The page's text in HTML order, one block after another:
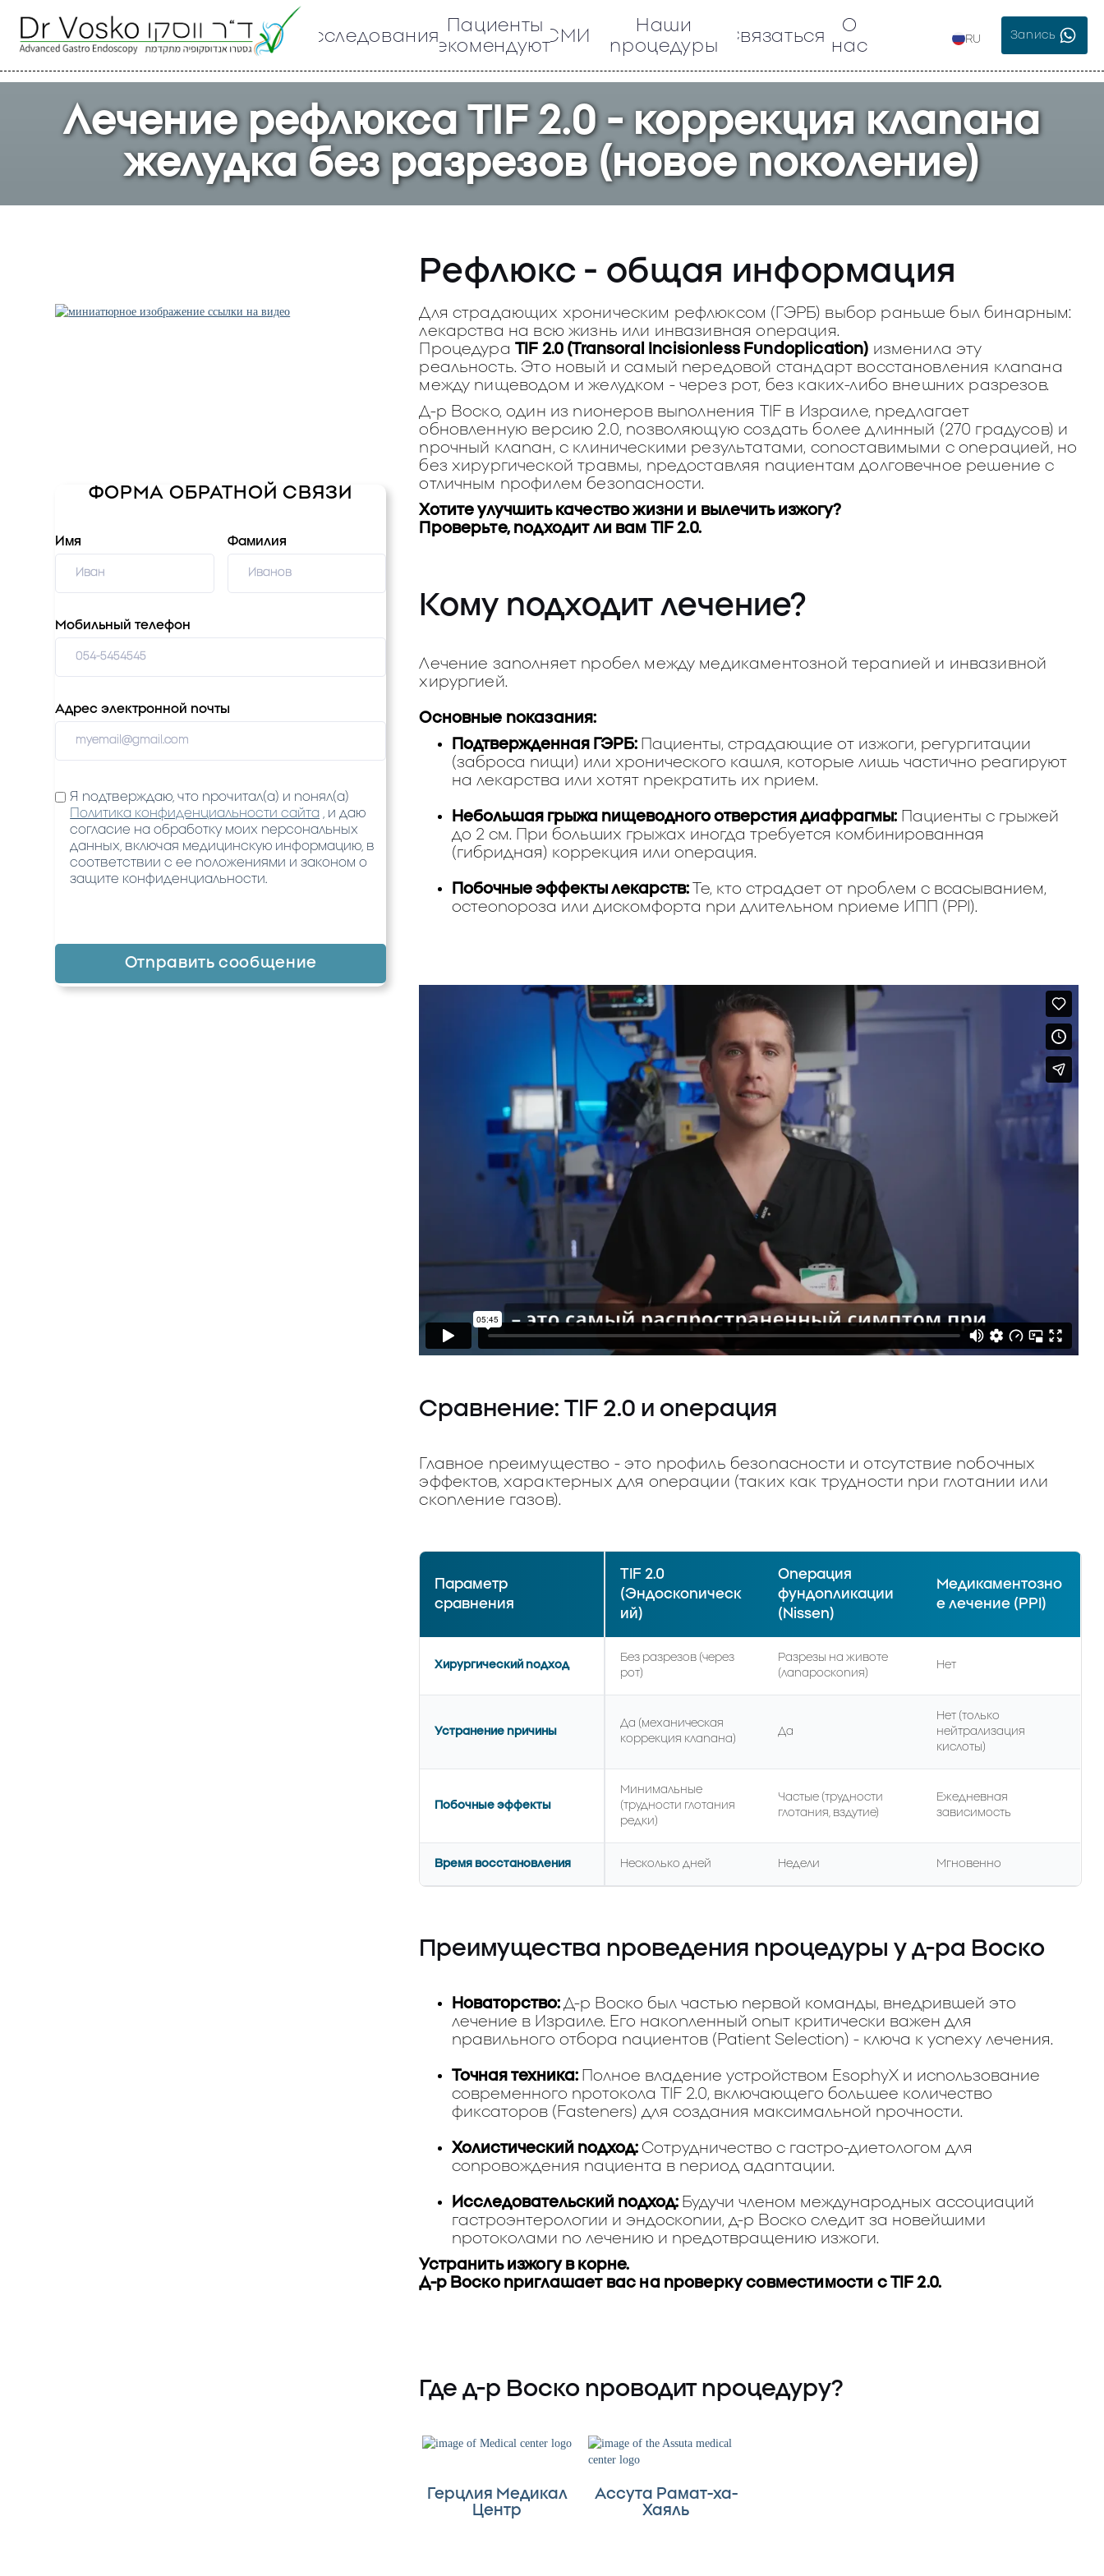
О
нас
Связаться
Наши
процедуры
СМИ
Пациенты
рекомендуют
исследования RU Запись
Лечение рефлюкса TIF 2.0 - коррекция клапана
желудка без разрезов (новое поколение)
ФОРМА ОБРАТНОЙ СВЯЗИ
Имя Фамилия
Мобильный телефон
Адрес электронной почты
Я подтверждаю, что прочитал(а) и понял(а)
Политика конфиденциальности сайта , и даю
согласие на обработку моих персональных
данных, включая медицинскую информацию, в
соответствии с ее положениями и законом о
защите конфиденциальности.
Рефлюкс - общая информация
Для страдающих хроническим рефлюксом (ГЭРБ) выбор раньше был бинарным:
лекарства на всю жизнь или инвазивная операция.
Процедура TIF 2.0 (Transoral Incisionless Fundoplication) изменила эту
реальность. Это новый и самый передовой стандарт восстановления клапана
между пищеводом и желудком - через рот, без каких-либо внешних разрезов.
Д-р Воско, один из пионеров выполнения TIF в Израиле, предлагает
обновленную версию 2.0, позволяющую создать более длинный (270 градусов) и
прочный клапан, с клиническими результатами, сопоставимыми с операцией, но
без хирургической травмы, предоставляя пациентам долговечное решение с
отличным профилем безопасности.
Хотите улучшить качество жизни и вылечить изжогу?
Проверьте, подходит ли вам TIF 2.0.
Кому подходит лечение?
Лечение заполняет пробел между медикаментозной терапией и инвазивной
хирургией.
Основные показания:
Подтвержденная ГЭРБ:
Пациенты, страдающие от изжоги, регургитации
(заброса пищи) или хронического кашля, которые лишь частично реагируют
на лекарства или хотят прекратить их прием.
Небольшая грыжа пищеводного отверстия диафрагмы: Пациенты с грыжей
до 2 см. При больших грыжах иногда требуется комбинированная
(гибридная) коррекция или операция.
Побочные эффекты лекарств:
Те, кто страдает от проблем с всасыванием,
остеопороза или дискомфорта при длительном приеме ИПП (PPI).
Сравнение: TIF 2.0 и операция
Главное преимущество - это профиль безопасности и отсутствие побочных
эффектов, характерных для операции (таких как трудности при глотании или
скопление газов).
Параметр
сравнения
TIF 2.0
(Эндоскопическ
ий)
Операция
фундопликации
(Nissen)
Медикаментозно
е лечение (PPI)
Хирургический подход
Без разрезов (через
рот)
Разрезы на животе
(лапароскопия)
Нет
Устранение причины
Да (механическая
коррекция клапана)
Да
Нет (только
нейтрализация
кислоты)
Побочные эффекты
Минимальные
(трудности глотания
редки)
Частые (трудности
глотания, вздутие)
Ежедневная
зависимость
Время восстановления Несколько дней Недели Мгновенно
Преимущества проведения процедуры у д-ра Воско
Новаторство:Д-р Воско был частью первой команды, внедрившей это
лечение в Израиле. Его накопленный опыт критически важен для
правильного отбора пациентов (Patient Selection) - ключа к успеху лечения.
Точная техника:
Полное владение устройством EsophyX и использование
современного протокола TIF 2.0, включающего большее количество
фиксаторов (Fasteners) для создания максимальной прочности.
Холистический подход: Сотрудничество с гастро-диетологом для
сопровождения пациента в период адаптации.
Исследовательский подход: Будучи членом международных ассоциаций
гастроэнтерологии и эндоскопии, д-р Воско следит за новейшими
протоколами по лечению и предотвращению изжоги.
Устранить изжогу в корне.
Д-р Воско приглашает вас на проверку совместимости с TIF 2.0.
Где д-р Воско проводит процедуру?
Герцлия Медикал
Центр
Ассута Рамат-ха-
Хаяль